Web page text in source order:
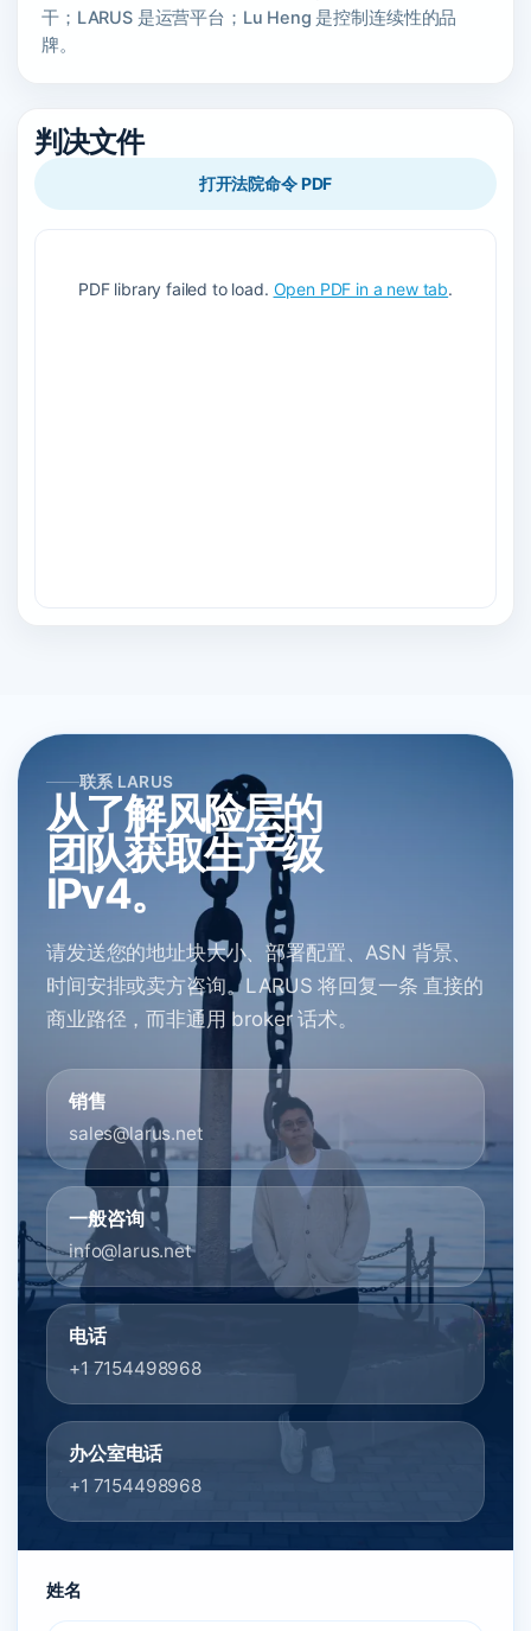
干；LARUS 是运营平台；Lu Heng 是控制连续性的品
牌。
判决文件
打开法院命令 PDF
PDF library failed to load. Open PDF in a new tab.
联系 LARUS
从了解风险层的
团队获取生产级
IPv4。
请发送您的地址块大小、部署配置、ASN 背景、
时间安排或卖方咨询。LARUS 将回复一条 直接的
商业路径，而非通用 broker 话术。
销售
sales@larus.net
一般咨询
info@larus.net
电话
+1 7154498968
办公室电话
+1 7154498968
姓名